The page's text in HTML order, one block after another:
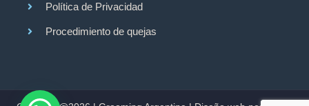
Política de Privacidad
Procedimiento de quejas
Hola